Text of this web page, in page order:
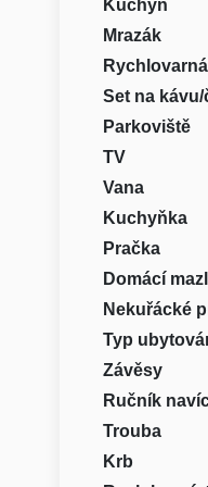
Kuchyň
Mrazák
Set na kávu/
Parkoviště
TV
Vana
Kuchyňka
Pračka
Domácí
Nekuřácké
Typ
Závěsy
Ručník
Trouba
Krb